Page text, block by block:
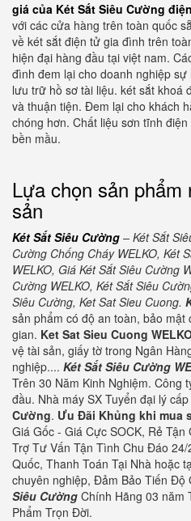
giá của Két Sắt Siêu Cường
với các cửa hàng trên toàn quốc
về két sắt điện tử gia đình trên
hiện đại hàng đầu tại việt nam.
đình đem lại cho doanh nghiệp
lưu trữ hồ sơ tài liệu. két sắt khoá
và thuận tiện. Đem lại cho khách
chóng hơn. Chất liệu sơn tĩnh
bền mầu.
Lựa chọn sản phẩm
sản
Két Sắt Siêu Cường – Két Sắt
Cường Chống Cháy WELKO, Két
WELKO, Giá Két Sắt Siêu Cường
Cường WELKO, Két Sắt Siêu
Siêu Cường, Ket Sat Sieu Cuong.
sản phẩm có độ an toàn, bảo mật
gian. Ket Sat Sieu Cuong
vệ tài sản, giấy tờ trong Ngân
nghiệp.... Két Sắt Siêu Cường
Trên 30 Năm Kinh Nghiệm. Công
đầu. Nhà máy SX Tuyển đại lý
Cường. Ưu Đãi Khủng khi mua
Giá Gốc - Giá Cực SOCK, Rẻ
Trợ Tư Vấn Tận Tình Chu Đáo
Quốc, Thanh Toán Tại Nhà hoặc
chuyên nghiệp, Đảm Bảo Tiến Độ
Siêu Cường Chính Hãng 03 năm
Phẩm Trọn Đời.